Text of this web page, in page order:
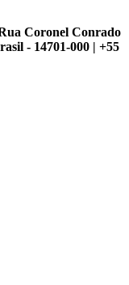
Coronel Conrado
- 14701-000 | +55